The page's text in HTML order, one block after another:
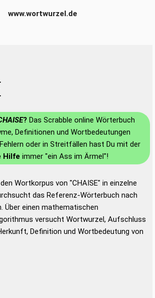
www.wortwurzel.de
? Das Scrabble online Wörterbuch
Definitionen und Wortbedeutungen
oder in Streitfällen hast Du mit der
Hilfe immer "ein Ass im Ärmel"!
Wortkorpus von "CHAISE" in einzelne
das Referenz-Wörterbuch nach
Über einen mathematischen
versucht Wortwurzel, Aufschluss
Definition und Wortbedeutung von